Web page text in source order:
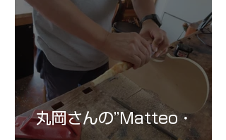
丸岡さんの”Matteo・